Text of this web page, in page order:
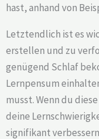
hast, anhand von
Letztendlich ist es
erstellen und zu
genügend Schlaf
Lernpensum
musst. Wenn du
deine
signifikant